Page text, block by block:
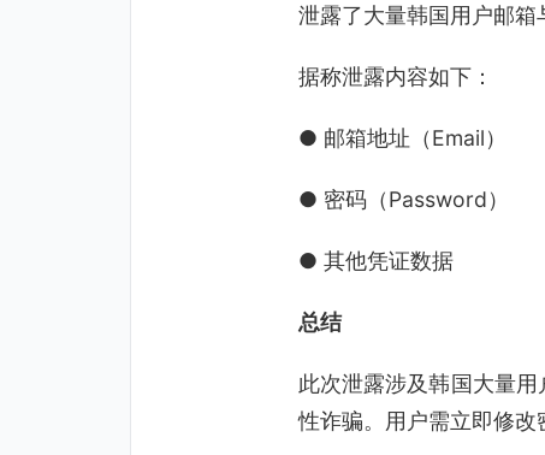
泄露了大量韩国用户邮箱
据称泄露内容如下：
● 邮箱地址（Email）
● 密码（Password）
● 其他凭证数据
总结
此次泄露涉及韩国大量
性诈骗。用户需立即修改